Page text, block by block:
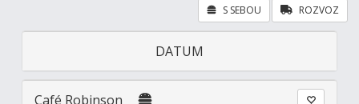
ROZVOZ
S SEBOU
DATUM
Café Robinson